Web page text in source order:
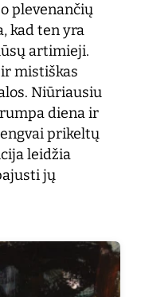
plevenančių
kad ten yra
artimieji.
mistiškas
Niūriausiu
diena ir
prikeltų
leidžia
jų